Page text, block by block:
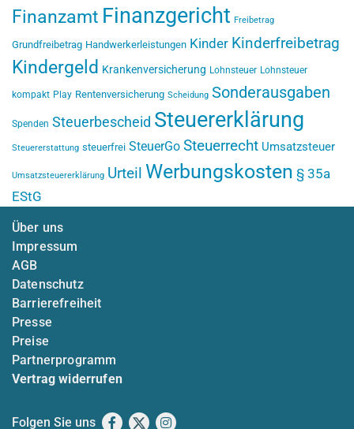
Finanzamt Finanzgericht Freibetrag
Grundfreibetrag Handwerkerleistungen Kinder Kinderfreibetrag
Kindergeld Krankenversicherung Lohnsteuer Lohnsteuer
kompakt Play Rentenversicherung Scheidung Sonderausgaben
Spenden Steuerbescheid Steuererklärung
Steuererstattung steuerfrei SteuerGo Steuerrecht Umsatzsteuer
Umsatzsteuererklärung Urteil Werbungskosten § 35a
EStG
Über uns
Impressum
AGB
Datenschutz
Barrierefreiheit
Presse
Preise
Partnerprogramm
Vertrag widerrufen
Folgen Sie uns Facebook
X Instagram